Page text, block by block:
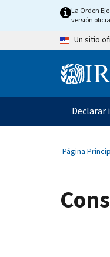
Skip to main contentLa Orden
versión
Un sitio
Declarar
Página